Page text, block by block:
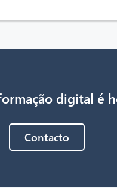
digital é
Contacto